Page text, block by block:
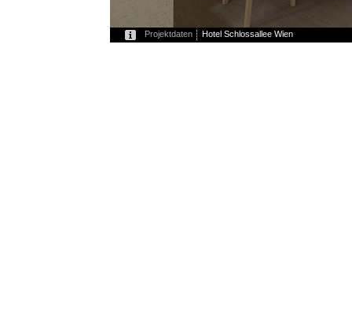
Projektdaten Hotel Schlossallee Wien